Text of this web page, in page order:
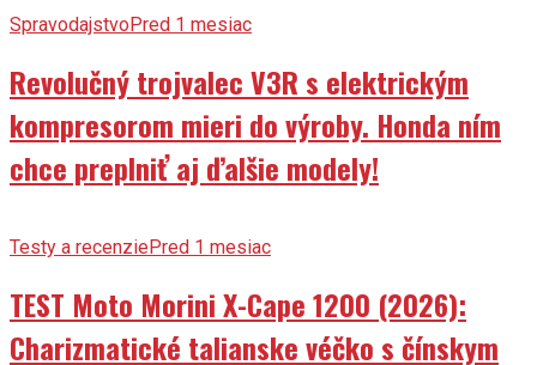
SpravodajstvoPred 1 mesiac
Revolučný trojvalec V3R s elektrickým
kompresorom mieri do výroby. Honda ním
chce preplniť aj ďalšie modely!
Testy a recenziePred 1 mesiac
TEST Moto Morini X-Cape 1200 (2026):
Charizmatické talianske véčko s čínskym